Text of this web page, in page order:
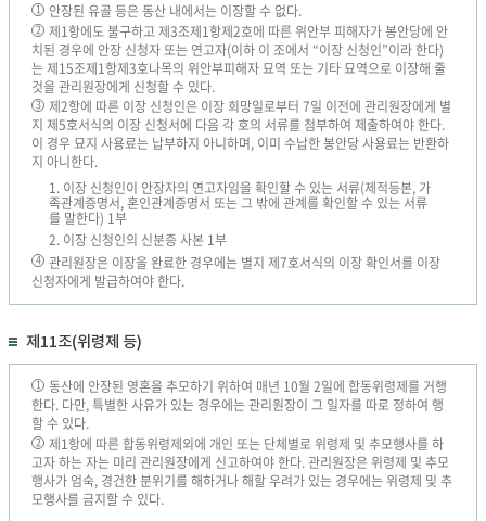
1 안장된 유골 등은 동산 내에서는 이장할 수 없다.
2 제1항에도 불구하고 제3조제1항제2호에 따른 위안부 피해자가 봉안당에 안
치된 경우에 안장 신청자 또는 연고자(이하 이 조에서 “이장 신청인”이라 한다)
는 제15조제1항제3호나목의 위안부피해자 묘역 또는 기타 묘역으로 이장해 줄
것을 관리원장에게 신청할 수 있다.
3 제2항에 따른 이장 신청인은 이장 희망일로부터 7일 이전에 관리원장에게 별
지 제5호서식의 이장 신청서에 다음 각 호의 서류를 첨부하여 제출하여야 한다.
이 경우 묘지 사용료는 납부하지 아니하며, 이미 수납한 봉안당 사용료는 반환하
지 아니한다.
1. 이장 신청인이 안장자의 연고자임을 확인할 수 있는 서류(제적등본, 가
족관계증명서, 혼인관계증명서 또는 그 밖에 관계를 확인할 수 있는 서류
를 말한다) 1부
2. 이장 신청인의 신분증 사본 1부
4 관리원장은 이장을 완료한 경우에는 별지 제7호서식의 이장 확인서를 이장
신청자에게 발급하여야 한다.
제11조(위령제 등)
1 동산에 안장된 영혼을 추모하기 위하여 매년 10월 2일에 합동위령제를 거행
한다. 다만, 특별한 사유가 있는 경우에는 관리원장이 그 일자를 따로 정하여 행
할 수 있다.
2 제1항에 따른 합동위령제외에 개인 또는 단체별로 위령제 및 추모행사를 하
고자 하는 자는 미리 관리원장에게 신고하여야 한다. 관리원장은 위령제 및 추모
행사가 엄숙, 경건한 분위기를 해하거나 해할 우려가 있는 경우에는 위령제 및 추
모행사를 금지할 수 있다.